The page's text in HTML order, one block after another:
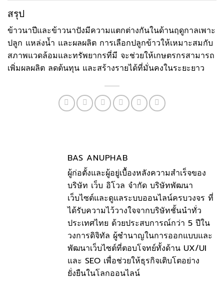
สรุป
ข้าวนาปีและข้าวนาปังมีความแตกต่างกันในด้านฤดูกาลเพาะ
ปลูก แหล่งน้ำ และผลผลิต การเลือกปลูกข้าวให้เหมาะสมกับ
สภาพแวดล้อมและทรัพยากรที่มี จะช่วยให้เกษตรกรสามารถ
เพิ่มผลผลิต ลดต้นทุน และสร้างรายได้ที่มั่นคงในระยะยาว
BAS ANUPHAB
ผู้ก่อตั้งและผู้อยู่เบื้องหลังความสำเร็จของ
บริษัท เว็บ อิโวล จำกัด บริษัทพัฒนา
เว็บไซต์และดูแลระบบออนไลน์ครบวงจร ที่
ได้รับความไว้วางใจจากบริษัทชั้นนำทั่ว
ประเทศไทย ด้วยประสบการณ์กว่า 5 ปีใน
วงการดิจิทัล ผู้ชำนาญในการออกแบบและ
พัฒนาเว็บไซต์ที่ตอบโจทย์ทั้งด้าน UX/UI
และ SEO เพื่อช่วยให้ธุรกิจเติบโตอย่าง
ยั่งยืนในโลกออนไลน์